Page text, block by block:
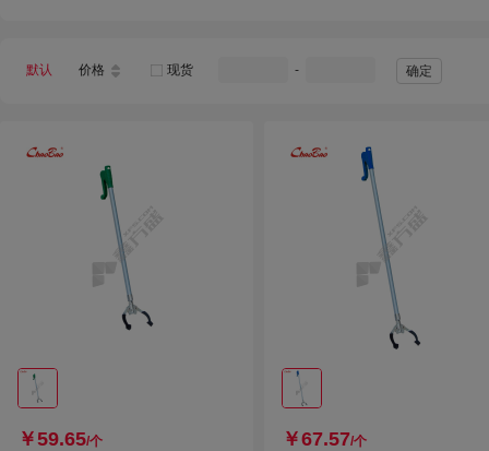
默认 价格 现货 - 确定
￥59.65/个 ￥67.57/个